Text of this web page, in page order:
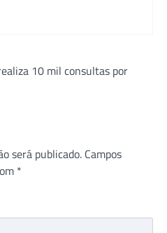
10 mil consultas por
será publicado. Campos
*